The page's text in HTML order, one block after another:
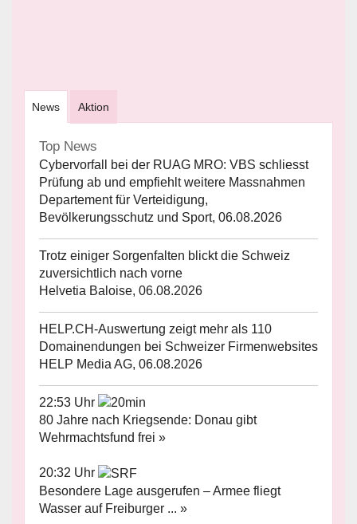
News Aktion
Top News
Cybervorfall bei der RUAG MRO: VBS schliesst
Prüfung ab und empfiehlt weitere Massnahmen
Departement für Verteidigung,
Bevölkerungsschutz und Sport, 06.08.2026
Trotz einiger Sorgenfalten blickt die Schweiz
zuversichtlich nach vorne
Helvetia Baloise, 06.08.2026
HELP.CH-Auswertung zeigt mehr als 110
Domainendungen bei Schweizer Firmenwebsites
HELP Media AG, 06.08.2026
22:53 Uhr
80 Jahre nach Kriegsende: Donau gibt
Wehrmachtsfund frei »
20:32 Uhr
Besondere Lage ausgerufen – Armee fliegt
Wasser auf Freiburger ... »